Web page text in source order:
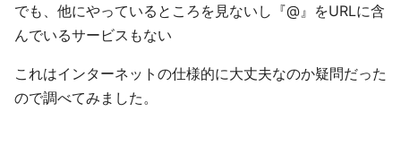
でも、他にやっているところを見ないし『@』をURLに含
んでいるサービスもない
これはインターネットの仕様的に大丈夫なのか疑問だった
ので調べてみました。